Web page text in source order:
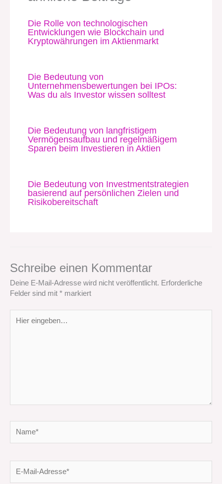
Die Rolle von technologischen
Entwicklungen wie Blockchain und
Kryptowährungen im Aktienmarkt
Die Bedeutung von
Unternehmensbewertungen bei IPOs:
Was du als Investor wissen solltest
Die Bedeutung von langfristigem
Vermögensaufbau und regelmäßigem
Sparen beim Investieren in Aktien
Die Bedeutung von Investmentstrategien
basierend auf persönlichen Zielen und
Risikobereitschaft
Schreibe einen Kommentar
Deine E-Mail-Adresse wird nicht veröffentlicht. Erforderliche
Felder sind mit * markiert
eingeben…
Mail-